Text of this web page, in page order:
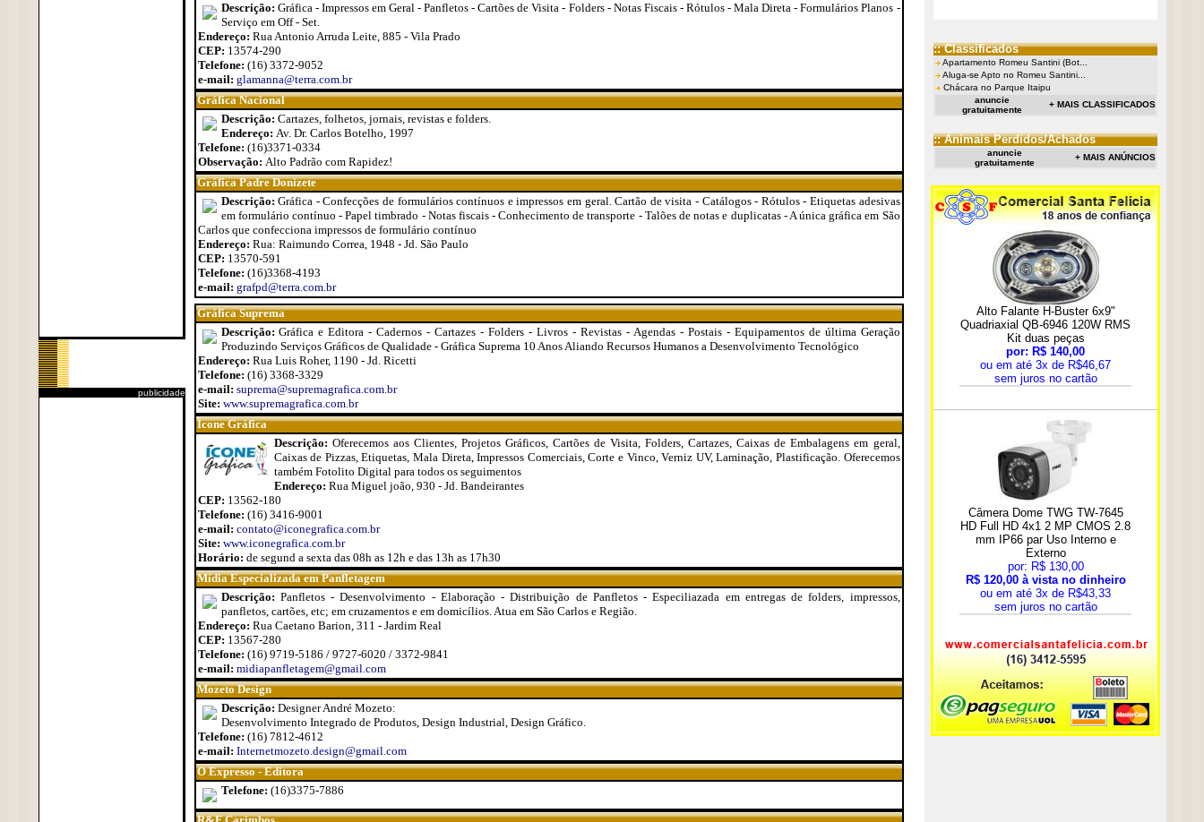
publicidade
Descrição: Gráfica - Impressos em Geral - Panfletos - Cartões de Visita - Folders - Notas Fiscais - Rótulos - Mala Direta - Formulários Planos -
Serviço em Off - Set.
Endereço: Rua Antonio Arruda Leite, 885 - Vila Prado
CEP: 13574-290
Telefone: (16) 3372-9052
e-mail: glamanna@terra.com.br
Gráfica Nacional
Descrição: Cartazes, folhetos, jornais, revistas e folders.
Endereço: Av. Dr. Carlos Botelho, 1997
Telefone: (16)3371-0334
Observação: Alto Padrão com Rapidez!
Gráfica Padre Donizete
Descrição:Gráfica - Confecções de formulários contínuos e impressos em geral. Cartão de visita - Catálogos - Rótulos - Etiquetas adesivas
em formulário contínuo - Papel timbrado - Notas fiscais - Conhecimento de transporte - Talões de notas e duplicatas - A única gráfica em São
Carlos que confecciona impressos de formulário contínuo
Endereço: Rua: Raimundo Correa, 1948 - Jd. São Paulo
CEP: 13570-591
Telefone: (16)3368-4193
e-mail: grafpd@terra.com.br
Gráfica Suprema
Descrição:Gráfica e Editora - Cadernos - Cartazes - Folders - Livros - Revistas - Agendas - Postais - Equipamentos de última Geração
Produzindo Serviços Gráficos de Qualidade - Gráfica Suprema 10 Anos Aliando Recursos Humanos a Desenvolvimento Tecnológico
Endereço: Rua Luis Roher, 1190 - Jd. Ricetti
Telefone: (16) 3368-3329
e-mail: suprema@supremagrafica.com.br
Site: www.supremagrafica.com.br
Ícone Gráfica
Descrição: Oferecemos aos Clientes, Projetos Gráficos, Cartões de Visita, Folders, Cartazes, Caixas de Embalagens em geral,
Caixas de Pizzas, Etiquetas, Mala Direta, Impressos Comerciais, Corte e Vinco, Verniz UV, Laminação, Plastificação. Oferecemos
também Fotolito Digital para todos os seguimentos
Endereço: Rua Miguel joão, 930 - Jd. Bandeirantes
CEP: 13562-180
Telefone: (16) 3416-9001
e-mail: contato@iconegrafica.com.br
Site: www.iconegrafica.com.br
Horário: de segund a sexta das 08h as 12h e das 13h as 17h30
Mídia Especializada em Panfletagem
Descrição: Panfletos - Desenvolvimento - Elaboração - Distribuição de Panfletos - Especiliazada em entregas de folders, impressos,
panfletos, cartões, etc; em cruzamentos e em domicílios. Atua em São Carlos e Região.
Endereço: Rua Caetano Barion, 311 - Jardim Real
CEP: 13567-280
Telefone: (16) 9719-5186 / 9727-6020 / 3372-9841
e-mail: midiapanfletagem@gmail.com
Mozeto Design
Descrição: Designer André Mozeto:
Desenvolvimento Integrado de Produtos, Design Industrial, Design Gráfico.
Telefone: (16) 7812-4612
e-mail: Internetmozeto.design@gmail.com
O Expresso - Editora
Telefone: (16)3375-7886
:: Classificados
Apartamento Romeu Santini (Bot...
Aluga-se Apto no Romeu Santini...
Chácara no Parque Itaipu
anuncie
gratuitamente
+ MAIS CLASSIFICADOS
:: Animais Perdidos/Achados
anuncie
gratuitamente
+ MAIS ANÚNCIOS